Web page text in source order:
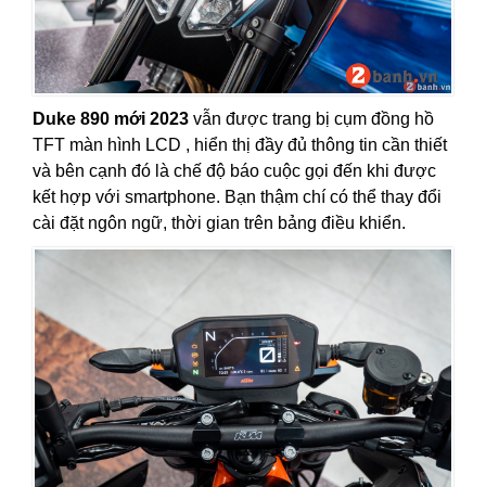
Duke 890 mới 2023 vẫn được trang bị cụm đồng hồ
TFT màn hình LCD , hiển thị đầy đủ thông tin cần thiết
và bên cạnh đó là chế độ báo cuộc gọi đến khi được
kết hợp với smartphone. Bạn thậm chí có thể thay đổi
cài đặt ngôn ngữ, thời gian trên bảng điều khiển.